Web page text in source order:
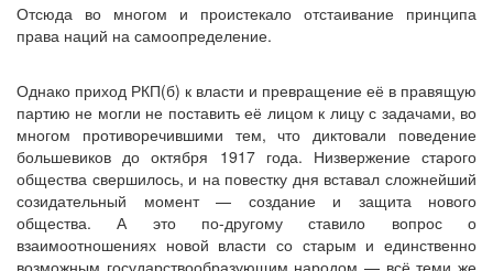
Отсюда во многом и проистекало отстаивание принципа
права наций на самоопределение.
Однако приход РКП(б) к власти и превращение её в правящую
партию не могли не поставить её лицом к лицу с задачами, во
многом противоречившими тем, что диктовали поведение
большевиков до октября 1917 года. Низвержение старого
общества свершилось, и на повестку дня вставал сложнейший
созидательный момент — создание и защита нового
общества. А это по-другому ставило вопрос о
взаимоотношениях новой власти со старым и единственно
возможным государствообразующим народом — всё теми же